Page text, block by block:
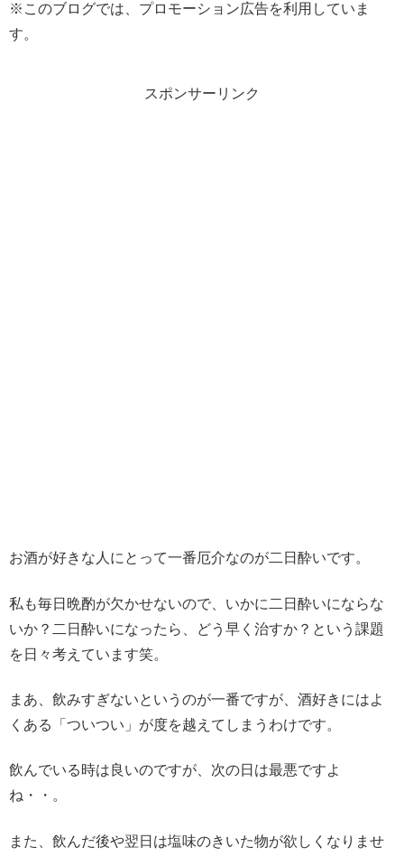
※このブログでは、プロモーション広告を利用していま
す。
スポンサーリンク
お酒が好きな人にとって一番厄介なのが二日酔いです。
私も毎日晩酌が欠かせないので、いかに二日酔いにならな
いか？二日酔いになったら、どう早く治すか？という課題
を日々考えています笑。
まあ、飲みすぎないというのが一番ですが、酒好きにはよ
くある「ついつい」が度を越えてしまうわけです。
飲んでいる時は良いのですが、次の日は最悪ですよ
ね・・。
また、飲んだ後や翌日は塩味のきいた物が欲しくなりませ